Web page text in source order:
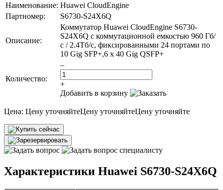
Наименование: Huawei CloudEngine
Партномер:
S6730-S24X6Q
Описание:
Коммутатор Huawei CloudEngine S6730-
S24X6Q с коммутационной емкостью 960 Гб/
с / 2.4Тб/с, фиксированными 24 портами по
10 Gig SFP+,6 x 40 Gig QSFP+
Количество:
–
+
Добавить в корзину
Цена: Цену уточняйтеЦену уточняйтеЦену уточняйте
Характеристики Huawei S6730-S24X6Q